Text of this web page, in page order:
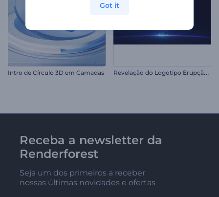
Intro de Círculo 3D em Camadas R
evelação do Logotipo Erupção Cósmica
Receba a newsletter da
Renderforest
Seja um dos primeiros a receber
nossas últimas novidades e ofertas
Got it